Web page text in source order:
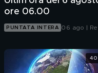
ore 06.00
PUNTATA INTERA 06 ago |
40